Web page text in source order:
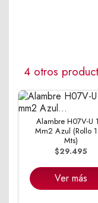
4 otros
Alambre H07V-U
Mm2 Azul (Rollo
Mts)
$29.495
Ver más